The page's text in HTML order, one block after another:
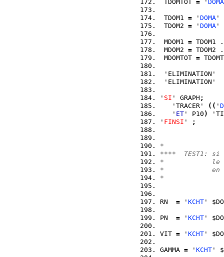
TDOMTOT = ' DOMA
TDOM1 = ' DOMA '
TDOM2 = ' DOMA '
MDOM1 =
MDOM2 =
MDOMTOT =
'ELIMINATION'
'ELIMINATION'
' SI ' GRAPH ;
   'TRACER'
( ( '
   '
ET ' P10 )
' FINSI ' ;
*
****  TEST1:
*            le
*            en
*
RN = ' KCHT '
PN = ' KCHT '
VIT = ' KCHT '
GAMMA = ' KCHT '